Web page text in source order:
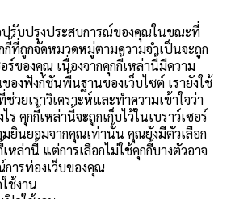
ปรับปรุงประสบการณ์ของคุณในขณะที่
กี้ที่ถูกจัดหมวดหมู่ตามความจำเป็นจะถูก
อร์ของคุณ เนื่องจากคุกกี้เหล่านี้มีความ
องฟังก์ชันพื้นฐานของเว็บไซต์ เรายังใช้
วยเราวิเคราะห์และทำความเข้าใจว่า
คุกกี้เหล่านี้จะถูกเก็บไว้ในเบราว์เซอร์
ยินยอมจากคุณเท่านั้น คุณยังมีตัวเลือก
หล่านี้ แต่การเลือกไม่ใช้คุกกี้บางตัวอาจ
ารท่องเว็บของคุณ
ช้งาน